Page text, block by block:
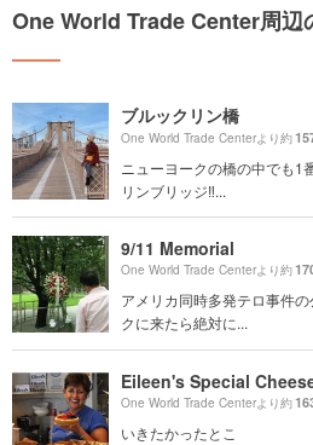
One World Trade Center周辺
ブルックリン橋
One World Trade Centerより約
ニューヨークの橋の中でも1
リンブリッジ‼︎...
9/11 Memorial
One World Trade Centerより約
アメリカ同時多発テロ事件
クに来たら絶対に...
Eileen's Special
One World Trade Centerより約
いきたかったとこ